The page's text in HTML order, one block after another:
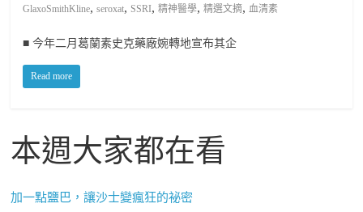
GlaxoSmithKline,seroxat, SSRI,精神醫學,精選文摘,血清素
■ 今年二月葛蘭素史克藥廠婉轉地宣布其企
Read more
本週大家都在看
加一點鹽巴，讓沙士變瘋狂的祕密